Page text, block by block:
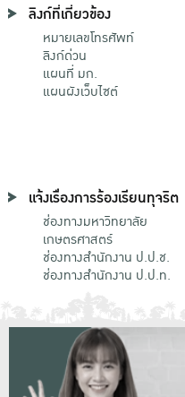
ลิงก์ที่เกี่ยวข้อง
หมายเลขโทรศัพท์
ลิงก์ด่วน
แผนที่ มก.
แผนผังเว็บไซต์
แจ้งเรื่องการร้องเรียนทุจริต
ช่องทางมหาวิทยาลัย
เกษตรศาสตร์
ช่องทางสำนักงาน ป.ป.ช.
ช่องทางสำนักงาน ป.ป.ท.